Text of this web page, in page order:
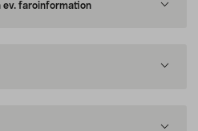
ev. faroinformation